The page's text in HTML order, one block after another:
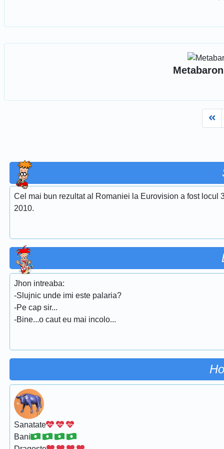
Cel mai bun rezultat al Romaniei la Eurovision a fost
2010.
Jhon intreaba:
-Slujnic unde imi este palaria?
-Pe cap sir...
-Bine...o caut eu mai incolo...
Sanatate
Bani